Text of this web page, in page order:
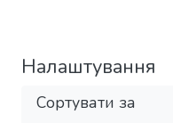
Налаштування
Сортувати за